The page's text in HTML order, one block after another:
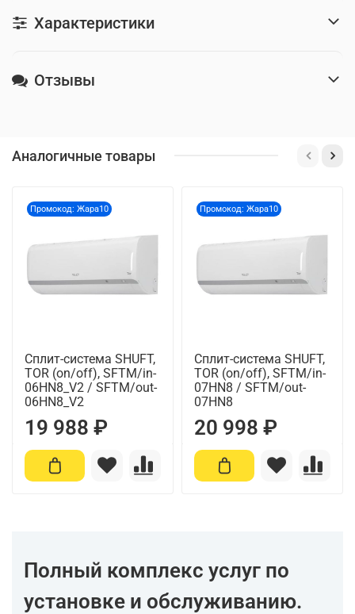
Характеристики
Отзывы
Аналогичные товары
Промокод: Жара10
Сплит-система SHUFT,
TOR (on/off), SFTM/in-
06HN8_V2 / SFTM/out-
06HN8_V2
19 988 ₽
Промокод: Жара10
Сплит-система SHUFT,
TOR (on/off), SFTM/in-
07HN8 / SFTM/out-
07HN8
20 998 ₽
Полный комплекс услуг по
установке и обслуживанию.